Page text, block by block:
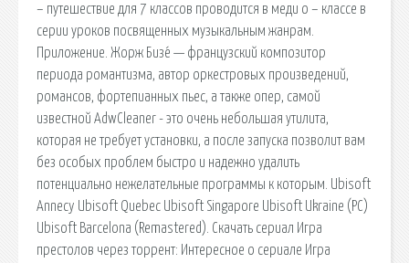
– путешествие для 7 классов проводится в меди о – классе в
серии уроков посвященных музыкальным жанрам.
Приложение. Жорж Бизе́ — французский композитор
периода романтизма, автор оркестровых произведений,
романсов, фортепианных пьес, а также опер, самой
известной AdwCleaner - это очень небольшая утилита,
которая не требует установки, а после запуска позволит вам
без особых проблем быстро и надежно удалить
потенциально нежелательные программы к которым. Ubisoft
Annecy Ubisoft Quebec Ubisoft Singapore Ubisoft Ukraine (PC)
Ubisoft Barcelona (Remastered). Скачать сериал Игра
престолов через торрент: Интересное о сериале Игра